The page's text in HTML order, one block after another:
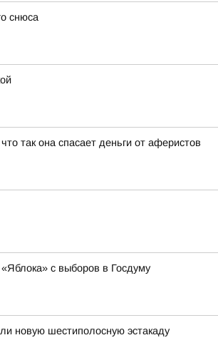
снюса
так она спасает деньги от аферистов
с выборов в Госдуму
новую шестиполосную эстакаду